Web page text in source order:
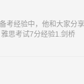
考经验中，他和大家分
思考试7分经验1.剑桥